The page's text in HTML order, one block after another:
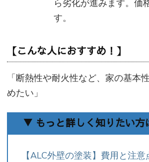
ら劣化が進みます。価
す。
【こんな人におすすめ！】
「断熱性や耐火性など、家の基本
めたい」
▼ もっと詳しく知りたい方
【ALC外壁の塗装】費用と注意